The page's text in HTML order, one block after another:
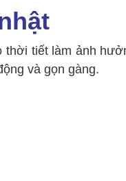
tiết làm ảnh
và gọn gàng.